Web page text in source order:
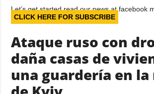
Let’s get started read our news at facebook
CLICK HERE FOR SUBSCRIBE
Ataque ruso con
daña casas de
una guardería en la